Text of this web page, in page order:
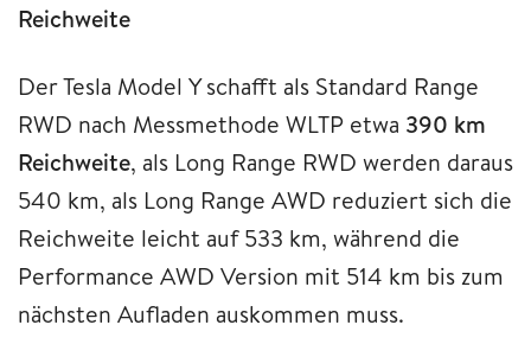
Reichweite
Der Tesla Model Y schafft als Standard Range
RWD nach Messmethode WLTP etwa 390 km
Reichweite, als Long Range RWD werden daraus
540 km, als Long Range AWD reduziert sich die
Reichweite leicht auf 533 km, während die
Performance AWD Version mit 514 km bis zum
nächsten Aufladen auskommen muss.